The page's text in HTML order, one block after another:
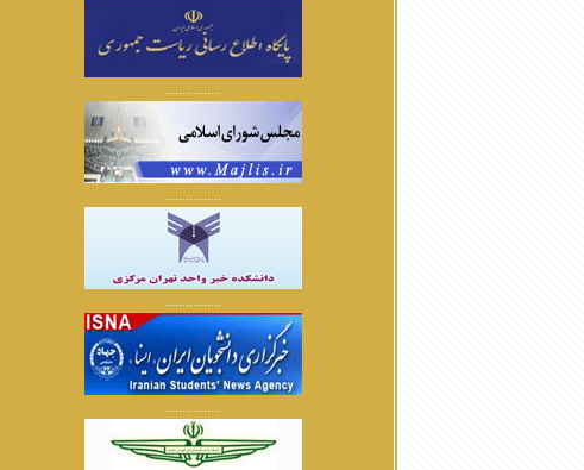
................
................
................
................